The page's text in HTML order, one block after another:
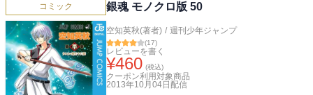
コミック 銀魂 モノクロ版 50
空知英秋(著者) / 週刊少年ジャンプ
(17)
レビューを書く
¥460 (税込)
クーポン利用対象商品
2013年10月04日 配信